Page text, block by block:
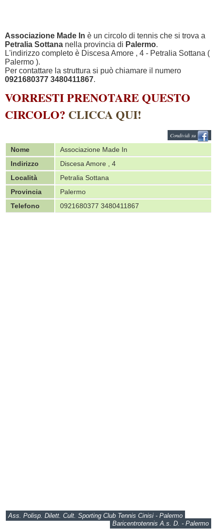
Associazione Made In è un circolo di tennis che si trova a
Petralia Sottana nella provincia di Palermo.
L'indirizzo completo è Discesa Amore , 4 - Petralia Sottana (
Palermo ).
Per contattare la struttura si può chiamare il numero
0921680377 3480411867.
VORRESTI PRENOTARE QUESTO
CIRCOLO? CLICCA QUI!
Condividi su
Nome
Associazione Made In
Indirizzo
Discesa Amore , 4
Località
Petralia Sottana
Provincia
Palermo
Telefono
0921680377 3480411867
Ass. Polisp. Dilett. Cult. Sporting Club Tennis Cinisi - Palermo
Baricentrotennis A.s. D. - Palermo